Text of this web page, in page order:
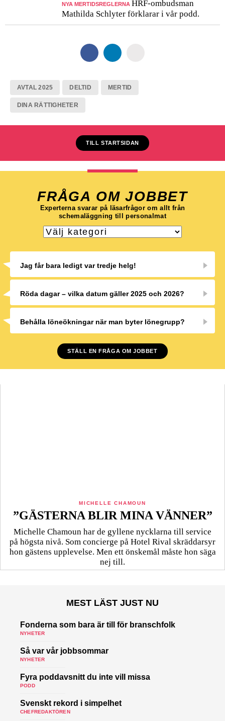
NYA MERTIDSREGLERNA HRF-ombudsman
Mathilda Schlyter förklarar i vår podd.
AVTAL 2025 DELTID MERTID
DINA RÄTTIGHETER
TILL STARTSIDAN
FRÅGA OM JOBBET
Experterna svarar på läsarfrågor om allt från
schemaläggning till personalmat
Jag får bara ledigt var tredje helg!
Röda dagar – vilka datum gäller 2025 och 2026?
Behålla löneökningar när man byter lönegrupp?
STÄLL EN FRÅGA OM JOBBET
MICHELLE CHAMOUN
”GÄSTERNA BLIR MINA VÄNNER”
Michelle Chamoun har de gyllene nycklarna till service
på högsta nivå. Som concierge på Hotel Rival skräddarsyr
hon gästens upp­levelse. Men ett önskemål måste hon säga
nej till.
MEST LÄST JUST NU
Fonderna som bara är till för branschfolk
NYHETER
Så var vår jobbsommar
NYHETER
Fyra poddavsnitt du inte vill missa
PODD
Svenskt rekord i simpelhet
CHEFREDAKTÖREN